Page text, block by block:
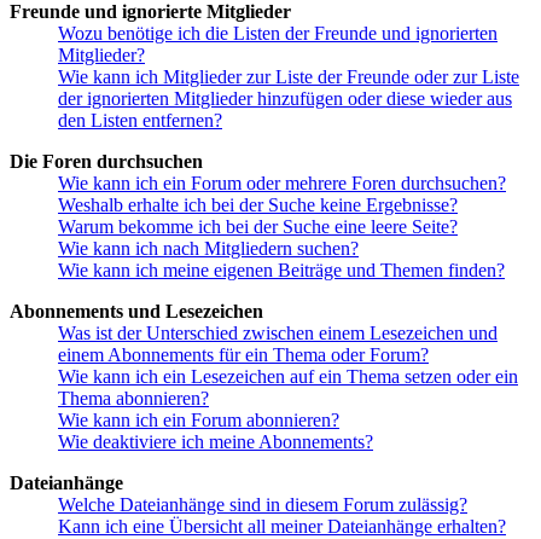
Freunde und ignorierte Mitglieder
Wozu benötige ich die Listen der Freunde und ignorierten
Mitglieder?
Wie kann ich Mitglieder zur Liste der Freunde oder zur Liste
der ignorierten Mitglieder hinzufügen oder diese wieder aus
den Listen entfernen?
Die Foren durchsuchen
Wie kann ich ein Forum oder mehrere Foren durchsuchen?
Weshalb erhalte ich bei der Suche keine Ergebnisse?
Warum bekomme ich bei der Suche eine leere Seite?
Wie kann ich nach Mitgliedern suchen?
Wie kann ich meine eigenen Beiträge und Themen finden?
Abonnements und Lesezeichen
Was ist der Unterschied zwischen einem Lesezeichen und
einem Abonnements für ein Thema oder Forum?
Wie kann ich ein Lesezeichen auf ein Thema setzen oder ein
Thema abonnieren?
Wie kann ich ein Forum abonnieren?
Wie deaktiviere ich meine Abonnements?
Dateianhänge
Welche Dateianhänge sind in diesem Forum zulässig?
Kann ich eine Übersicht all meiner Dateianhänge erhalten?